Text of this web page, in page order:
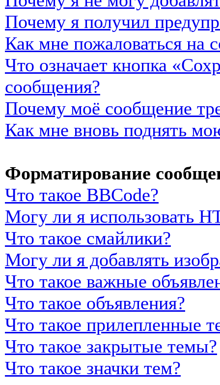
Почему я получил
Как мне пожаловаться на
Что означает кнопка
сообщения?
Почему моё сообщение
Как мне вновь поднять
Форматирование
Что такое BBCode?
Могу ли я использовать
Что такое смайлики?
Могу ли я добавлять
Что такое важные
Что такое объявления?
Что такое прилепленные
Что такое закрытые темы?
Что такое значки тем?